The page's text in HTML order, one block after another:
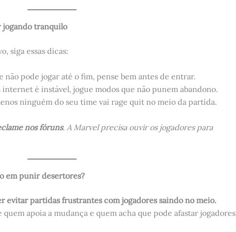
jogando tranquilo
siga essas dicas:
não pode jogar até o fim, pense bem antes de entrar.
internet é instável, jogue modos que não punem abandono.
ninguém do seu time vai rage quit no meio da partida.
nos fóruns. A Marvel precisa ouvir os jogadores para
em punir desertores?
evitar partidas frustrantes com jogadores saindo no meio.
quem apoia a mudança e quem acha que pode afastar jogadores